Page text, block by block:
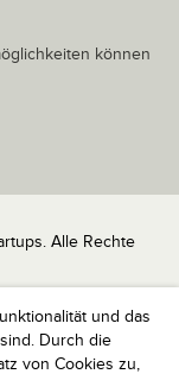
und das
Durch die
von Cookies zu,
können
Alle Rechte